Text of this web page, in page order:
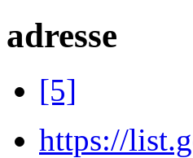
adresse
[5]
https://